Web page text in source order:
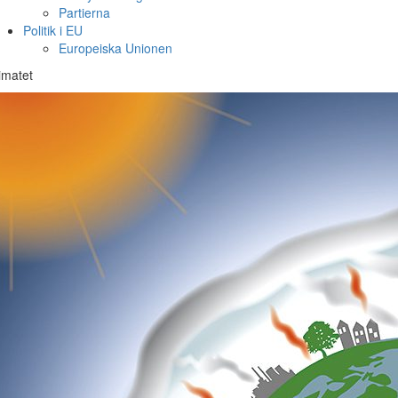
Partierna
Politik i EU
Europeiska Unionen